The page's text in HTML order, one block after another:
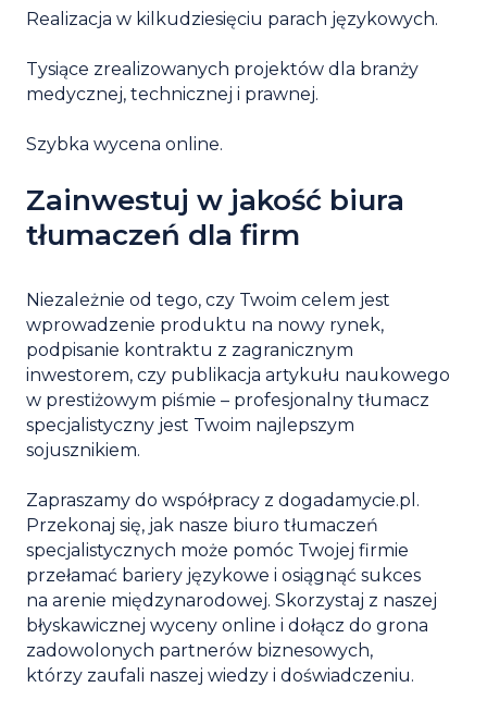
Realizacja w kilkudziesięciu parach językowych.
Tysiące zrealizowanych projektów dla branży
medycznej, technicznej i prawnej.
Szybka wycena online.
Zainwestuj w jakość biura
tłumaczeń dla firm
Niezależnie od tego, czy Twoim celem jest
wprowadzenie produktu na nowy rynek,
podpisanie kontraktu z zagranicznym
inwestorem, czy publikacja artykułu naukowego
w prestiżowym piśmie – profesjonalny tłumacz
specjalistyczny jest Twoim najlepszym
sojusznikiem.
Zapraszamy do współpracy z dogadamycie.pl.
Przekonaj się, jak nasze biuro tłumaczeń
specjalistycznych może pomóc Twojej firmie
przełamać bariery językowe i osiągnąć sukces
na arenie międzynarodowej. Skorzystaj z naszej
błyskawicznej wyceny online i dołącz do grona
zadowolonych partnerów biznesowych,
którzy zaufali naszej wiedzy i doświadczeniu.